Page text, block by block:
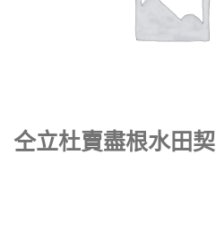
仝立杜賣盡根水田契